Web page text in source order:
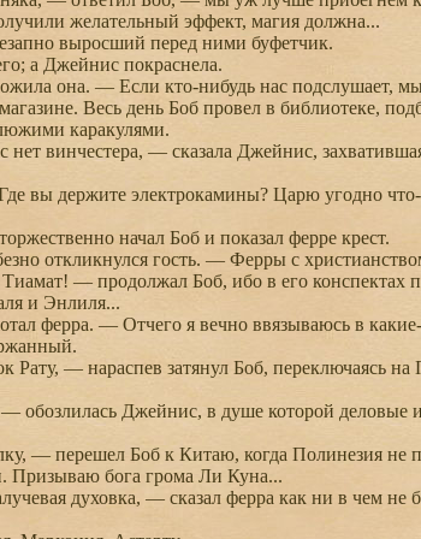
желательный эффект, магия должна...
выросший перед ними буфетчик.
а Джейнис покраснела.
она. — Если кто-нибудь нас подслушает,
Весь день Боб провел в библиотеке,
каракулями.
винчестера, — сказала Джейнис,
вы держите электрокамины? Царю угодно
начал Боб и показал ферре крест.
откликнулся гость. — Ферры с
— продолжал Боб, ибо в его конспектах
и Энлиля...
ферра. — Отчего я вечно ввязываюсь в какие-
Рату, — нараспев затянул Боб, переключаясь
Джейнис, в душе которой деловые
— перешел Боб к Китаю, когда Полинезия не
Призываю бога грома Ли Куна...
духовка, — сказал ферра как ни в чем